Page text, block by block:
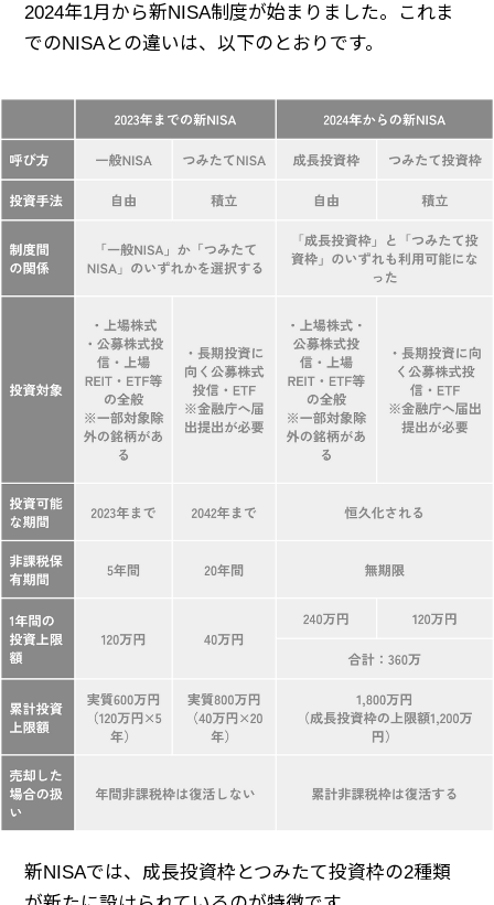
2024年1月から新NISA制度が始まりました。これま
でのNISAとの違いは、以下のとおりです。
新NISAでは、成長投資枠とつみたて投資枠の2種類